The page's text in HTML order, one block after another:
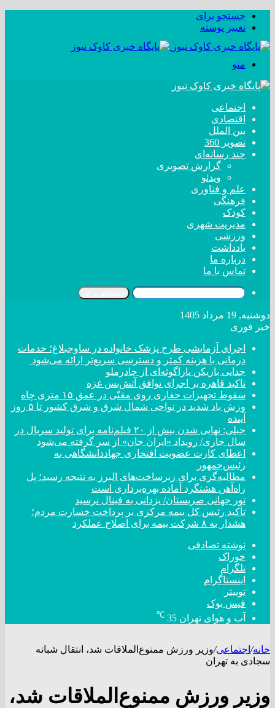
جستجو برای
تغییر پوسته
منو
اجتماعی
اقتصادی
بین الملل
تصویر 360
چند رسانه‌ای
گزارش تصویری
ویدئو
علم و فناوری
فرهنگی
کودک
مدیریت شهری
ورزشی
یادداشت
درباره ما
تماس با ما
دوشنبه, 19 مرداد 1405
خبر فوری
اجرای آزمایشی طرح پزشک خانواده در ساوجبلاغ؛ خدمات
درمانی با هزینه کمتر و دسترسی سریع‌تر ارائه می‌شود
جدایی بازیکن پاراگوئه‌ای از چادرملو
تاکید قاهره بر اجرای توافق آتش‌بس غزه
سقوط تجهیزات حفاری روی مقنّی در عمق ۱۵ متری چاه
وزش باد شدید در نواحی شمال شرق و شرق کشور تا ۵ روز
آینده
جبلی: نهایی شدن بیش از ۲۰ فیلم‌نامه برای تولید سریال در
سال جاری/ رویداد «ایران جان» از سر گرفته می‌شود
اعطای کارت عضویت افتخاری جهاددانشگاهی به
رئیس‌جمهور
مطالبه‌گری برای زیرساخت‌های البرز به نتیجه رسید؛ پل
راه‌آهن هشتگرد آماده بهره‌برداری است
تور جهانی صربستان/ یزدانی به فینال نرسید
تأکید رئیس کل بیمه مرکزی بر پرداخت خسارت مردم؛
هشدار به ۸ شرکت‌ بیمه برای اصلاح عملکرد
نوشته تصادفی
خوراک
تلگرام
اینستاگرام
توییتر
فیس بوک
آب و هوای تهران 35
℃
خانه/ اجتماعی/وزیر ورزش ممنوع‌الملاقات شد، انتقال شبانه
سجادی به تهران
وزیر ورزش ممنوع‌الملاقات شد،